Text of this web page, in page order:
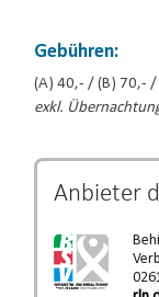
Gebühren:
(A) 40,- / (B) 70,- /
exkl.
Anbieter